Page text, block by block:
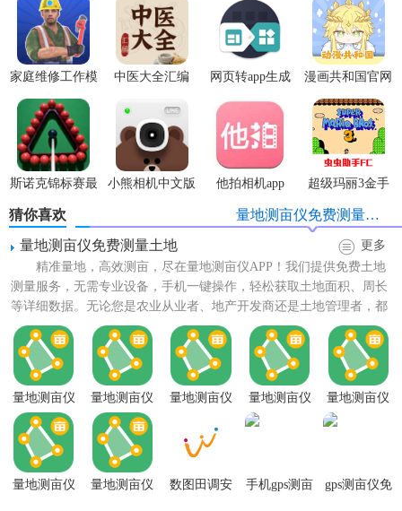
1. 高效便捷：支持一键测量，快速获取土地面积信息。
2. 数据同步：支持云同步功能，数据跨设备访问，随时随地
查看测量结果。
3. 多场景适用：无论是农田、林地还是建筑工地，都能轻松
应对。
【测亩王优势】
1. 高精度：采用先进算法，确保测量结果的准确性。
2. 稳定性强：即使在复杂环境下也能保持稳定的测量性能。
3. 成本效益：相比传统测量工具，成本更低，且便于携带和
【测亩王推荐】
对于需要频繁进行土地测量的专业人士（如农民、林业工作
者、建筑师、土地调查员等），测亩王是一款不可多得的高
效工具。其强大的功能、便捷的操作以及准确的结果，将极
大提升工作效率和准确性。无论是日常的土地管理还是项目
规划，测亩王都能提供可靠的支持。
家庭维修工作模
拟器
中医大全汇编
网页转app生成
器
(fusionapp)v2.0.0
漫画共和国官网
正版
斯诺克锦标赛最
新版
小熊相机中文版 他拍相机app
超级玛丽3金手
猜你喜欢
量地测亩仪免费测量土地
量地测亩仪免费测量土地
更多
精准量地，高效测亩，尽在量地测亩仪APP！我们提供免费土地
测量服务，无需专业设备，手机一键操作，轻松获取土地面积、周长
等详细数据。无论您是农业从业者、地产开发商还是土地管理者，都
能通过我们的移动客户端...
量地测亩仪
安卓版
量地测亩仪
最新版
量地测亩仪
量地测亩仪
免费测量土
量地测亩仪
量地测亩仪
量地测亩仪
数图田调安
手机gps测亩
gps测亩仪免